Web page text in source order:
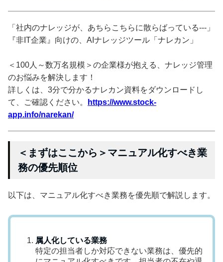
「社内のナレッジが、あちらこちらに散らばっている---」
『非IT企業』向けの、AIナレッジツール「ナレカン」
＜100人～数万名規模＞の企業様が抱える、ナレッジ管理
のお悩みを解決します！
詳しくは、3分で分かるナレカン資料をダウンロードし
て、ご確認ください。
https://www.stock-
app.info/narekan/
＜まずはここから＞マニュアル化すべき業
務の優先順位
以下は、マニュアル化すべき業務を優先順で解説します。
属人化している業務
特定の担当者しか対応できない業務は、優先的